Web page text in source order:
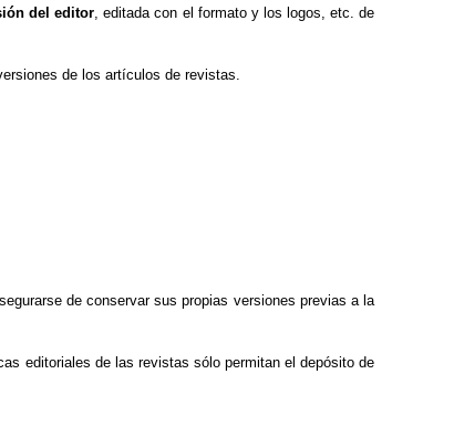
del editor, editada con el formato y los logos, etc. de
de los artículos de revistas.
de conservar sus propias versiones previas a la
editoriales de las revistas sólo permitan el depósito de